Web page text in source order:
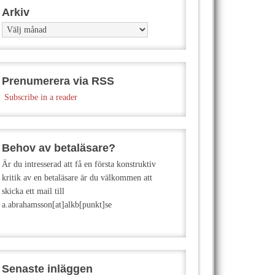
Arkiv
Arkiv
Prenumerera via RSS
Subscribe in a reader
Behov av betaläsare?
Är du intresserad att få en första konstruktiv
kritik av en betaläsare är du välkommen att
skicka ett mail till
a.abrahamsson[at]alkb[punkt]se
Senaste inläggen